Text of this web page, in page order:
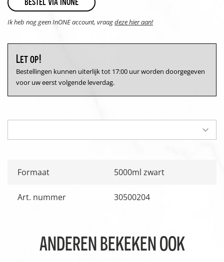
Ik heb nog geen InONE account, vraagdeze hier aan!
Let op!
Bestellingen kunnen uiterlijk tot 17:00 uur worden doorgegeven
voor uw eerst volgende leverdag.
Formaat 5000ml zwart
Art. nummer 30500204
ANDEREN BEKEKEN OOK